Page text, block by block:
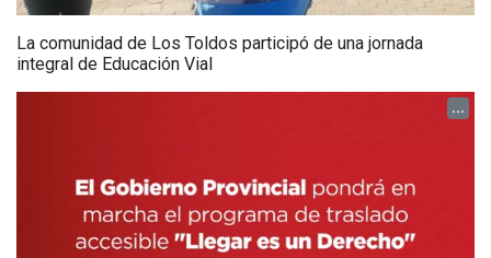
La comunidad de Los Toldos participó de una jornada
integral de Educación Vial
...